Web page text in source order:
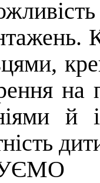
на
й